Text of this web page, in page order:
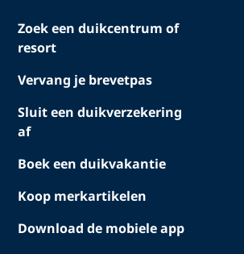
Zoek een duikcentrum of
resort
Vervang je brevetpas
Sluit een duikverzekering
af
Boek een duikvakantie
Koop merkartikelen
Download de mobiele app